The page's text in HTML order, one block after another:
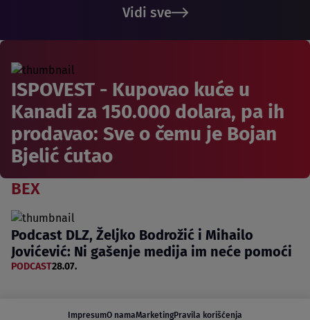
Vidi sve
ISPOVEST - Kupovao kuće u
Kanadi za 150.000 dolara, pa ih
prodavao: Sve o čemu je Bojan
Bjelić ćutao
BEX
Podcast DLZ, Željko Bodrožić i Mihailo
Jovićević: Ni gašenje medija im neće pomoći
PODCAST28.07.
ImpresumO namaMarketingPravila korišćenja